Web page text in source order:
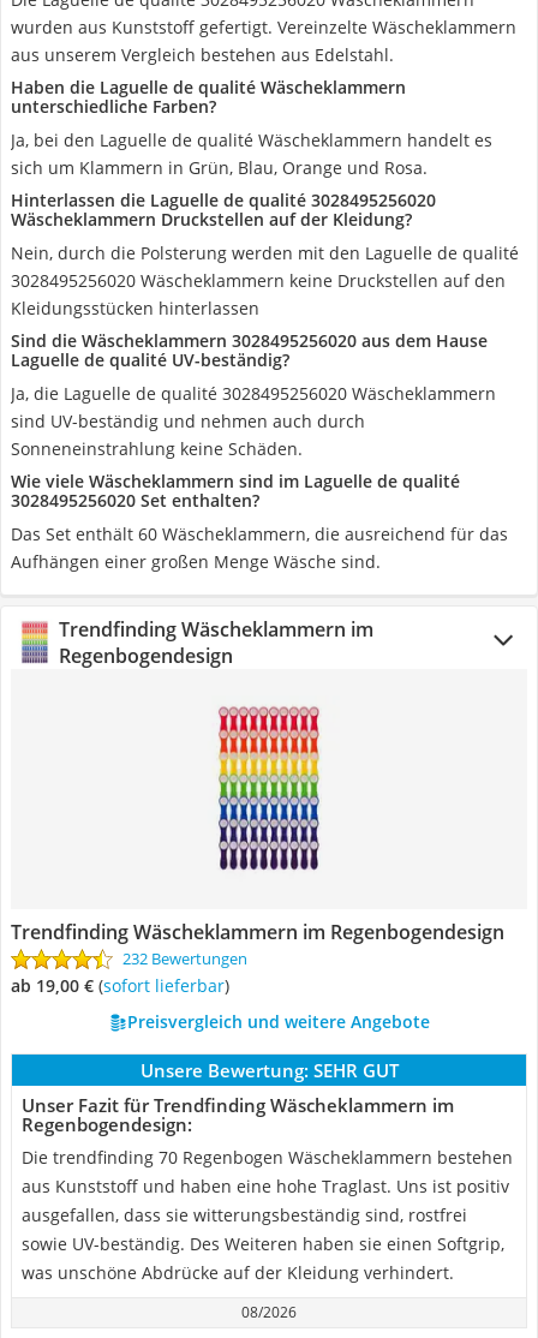
wurden aus Kunststoff gefertigt. Vereinzelte Wäscheklammern
aus unserem Vergleich bestehen aus Edelstahl.
Haben die Laguelle de qualité Wäscheklammern
unterschiedliche Farben?
Ja, bei den Laguelle de qualité Wäscheklammern handelt es
sich um Klammern in Grün, Blau, Orange und Rosa.
Hinterlassen die Laguelle de qualité 3028495256020
Wäscheklammern Druckstellen auf der Kleidung?
Nein, durch die Polsterung werden mit den Laguelle de qualité
3028495256020 Wäscheklammern keine Druckstellen auf den
Kleidungsstücken hinterlassen
Sind die Wäscheklammern 3028495256020 aus dem Hause
Laguelle de qualité UV-beständig?
Ja, die Laguelle de qualité 3028495256020 Wäscheklammern
sind UV-beständig und nehmen auch durch
Sonneneinstrahlung keine Schäden.
Wie viele Wäscheklammern sind im Laguelle de qualité
3028495256020 Set enthalten?
Das Set enthält 60 Wäscheklammern, die ausreichend für das
Aufhängen einer großen Menge Wäsche sind.
Trendfinding Wäscheklammern im
Regenbogendesign
Trendfinding Wäscheklammern im Regenbogendesign
232 Bewertungen
ab 19,00 € ( Sofort lieferbar)
Preisvergleich und weitere Angebote
Unsere Bewertung: SEHR GUT
Unser Fazit für Trendfinding Wäscheklammern im
Regenbogendesign:
Die trendfinding 70 Regenbogen Wäscheklammern bestehen
aus Kunststoff und haben eine hohe Traglast. Uns ist positiv
ausgefallen, dass sie witterungsbeständig sind, rostfrei
sowie UV-beständig. Des Weiteren haben sie einen Softgrip,
was unschöne Abdrücke auf der Kleidung verhindert.
08/2026